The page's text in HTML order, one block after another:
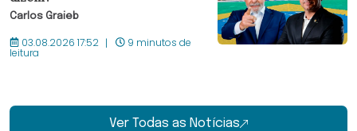
Carlos Graieb
03.08.2026 17:52 9 minutos de
leitura
Ver Todas as Notícias